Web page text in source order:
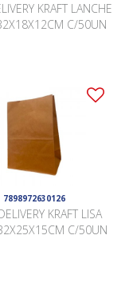
KRAFT LANCHE
C/50UN
7898972630126
KRAFT LISA
C/50UN